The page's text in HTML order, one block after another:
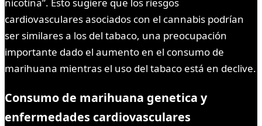
cardiovasculares asociados con el cannabis podrían
ser similares a los del tabaco, una preocupación
importante dado el aumento en el consumo de
marihuana mientras el uso del tabaco está en declive.
Consumo de marihuana genetica y
enfermedades cardiovasculares